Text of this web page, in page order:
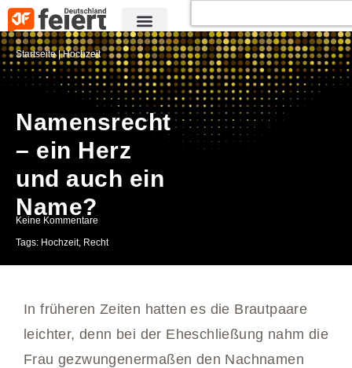
Startseite|Hochzeit
Namensrecht
– ein Herz
und auch ein
Name?
Keine Kommentare
Tags: Hochzeit, Recht
In früheren Zeiten hatten es die Brautpaare
leichter, denn bei der Eheschließung nahm die
Frau gezwungenermaßen den Nachnamen